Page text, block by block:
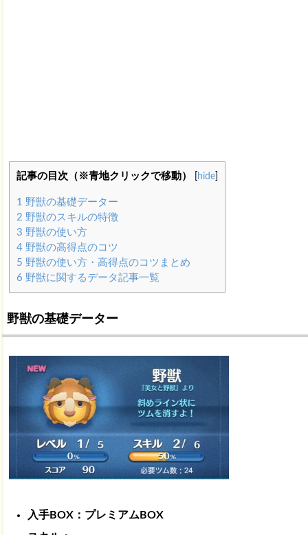
記事の目次（※青地クリックで移動） hide]
1 野獣の基礎データー
2 野獣のスキルの特徴
3 野獣の使い方
4野獣の高得点のコツ
5 野獣の使い方・高得点のコツまとめ
6 野獣に関するデータ記事一覧
野獣の基礎データー
入手BOX：プレミアムBOX